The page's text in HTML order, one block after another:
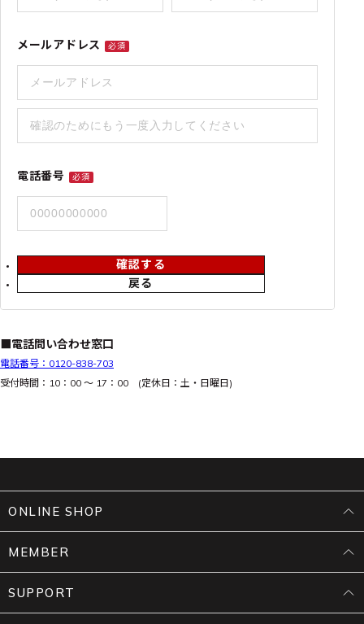
メールアドレス 必須
電話番号 必須
戻る
確認する
■電話問い合わせ窓口
電話番号：0120-838-703
受付時間：10：00 ～ 17：00 (定休日：土・日曜日)
ONLINE SHOP
MEMBER
SUPPORT